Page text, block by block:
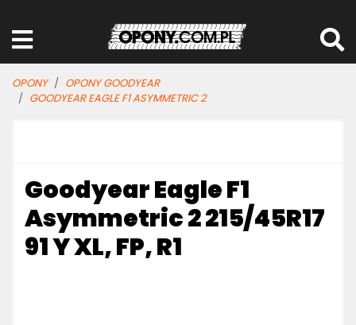
OPONY
OPONY GOODYEAR
GOODYEAR EAGLE F1 ASYMMETRIC 2
Goodyear Eagle F1
Asymmetric 2 215/45R17
91 Y XL, FP, R1